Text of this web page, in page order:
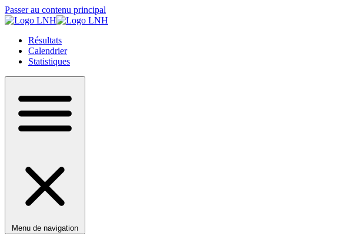
Passer au contenu principal
Résultats
Calendrier
Statistiques
Menu de navigation